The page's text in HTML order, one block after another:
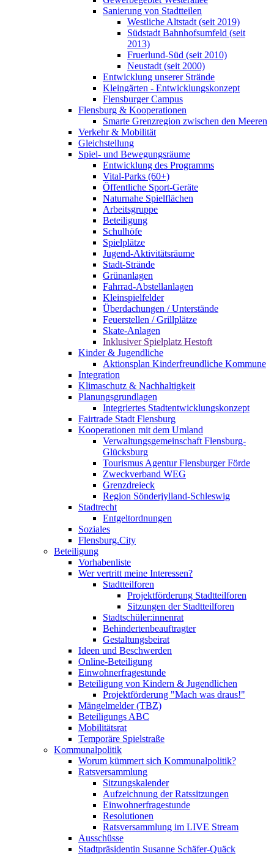
Sanierung von Stadtteilen
Westliche Altstadt (seit 2019)
Südstadt Bahnhofsumfeld (seit
2013)
Fruerlund-Süd (seit 2010)
Neustadt (seit 2000)
Entwicklung unserer Strände
Kleingärten - Entwicklungskonzept
Flensburger Campus
Flensburg & Kooperationen
Smarte Grenzregion zwischen den Meeren
Verkehr & Mobilität
Gleichstellung
Spiel- und Bewegungsräume
Entwicklung des Programms
Vital-Parks (60+)
Öffentliche Sport-Geräte
Naturnahe Spielflächen
Arbeitsgruppe
Beteiligung
Schulhöfe
Spielplätze
Jugend-Aktivitätsräume
Stadt-Strände
Grünanlagen
Fahrrad-Abstellanlagen
Kleinspielfelder
Überdachungen / Unterstände
Feuerstellen / Grillplätze
Skate-Anlagen
Inklusiver Spielplatz Hestoft
Kinder & Jugendliche
Aktionsplan Kinderfreundliche Kommune
Integration
Klimaschutz & Nachhaltigkeit
Planungsgrundlagen
Integriertes Stadtentwicklungskonzept
Fairtrade Stadt Flensburg
Kooperationen mit dem Umland
Verwaltungsgemeinschaft Flensburg-
Glücksburg
Tourismus Agentur Flensburger Förde
Zweckverband WEG
Grenzdreieck
Region Sönderjylland-Schleswig
Stadtrecht
Entgeltordnungen
Soziales
Flensburg.City
Beteiligung
Vorhabenliste
Wer vertritt meine Interessen?
Stadtteilforen
Projektförderung Stadtteilforen
Sitzungen der Stadtteilforen
Stadtschüler:innenrat
Behindertenbeauftragter
Gestaltungsbeirat
Ideen und Beschwerden
Online-Beteiligung
Einwohnerfragestunde
Beteiligung von Kindern & Jugendlichen
Projektförderung "Mach was draus!"
Mängelmelder (TBZ)
Beteiligungs ABC
Mobilitätsrat
Temporäre Spielstraße
Kommunalpolitik
Worum kümmert sich Kommunalpolitik?
Ratsversammlung
Sitzungskalender
Aufzeichnung der Ratssitzungen
Einwohnerfragestunde
Resolutionen
Ratsversammlung im LIVE Stream
Ausschüsse
Stadtpräsidentin Susanne Schäfer-Quäck